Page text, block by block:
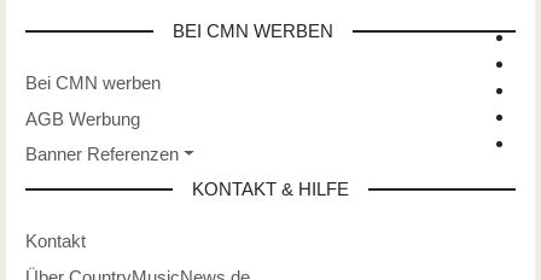
BEI CMN WERBEN
Bei CMN werben
AGB Werbung
Banner Referenzen
KONTAKT & HILFE
Kontakt